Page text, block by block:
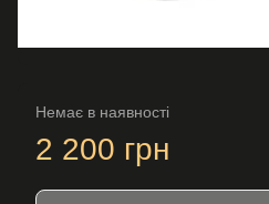
Немає в наявності
2 200 грн